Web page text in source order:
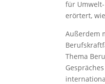
für
erörtert,
Außerdem
Thema